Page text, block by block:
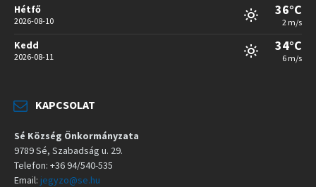
Hétfő
2026-08-10
36°C
2 m/s
Kedd
2026-08-11
34°C
6 m/s
KAPCSOLAT
Sé Község Önkormányzata
9789 Sé, Szabadság u. 29.
Telefon: +36 94/540-535
Email: jegyzo@se.hu